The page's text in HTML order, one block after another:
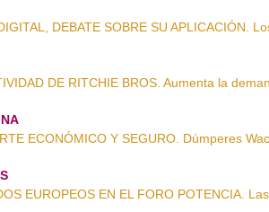
DEBATE SOBRE SU APLICACIÓN.
DE RITCHIE BROS. Aumenta la
ECONÓMICO Y SEGURO. Dúmperes
EUROPEOS EN EL FORO POTENCIA.